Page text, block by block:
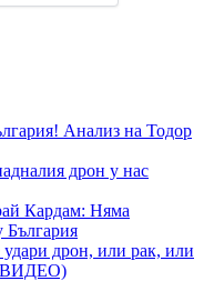
Анализ на Тодор
дрон у нас
Кардам: Няма
България
дрон, или рак, или
(ВИДЕО)